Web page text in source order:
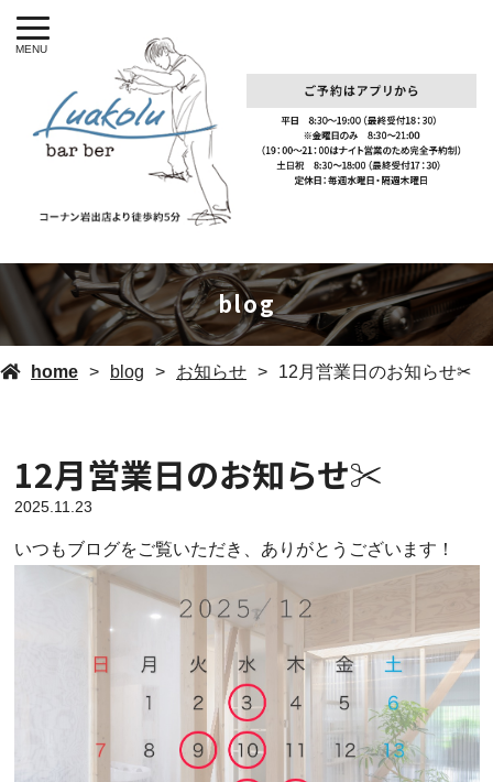
MENU
blog
home blog お知らせ 12月営業日のお知らせ✂︎
12月営業日のお知らせ✂︎
2025.11.23
いつもブログをご覧いただき、ありがとうございます！